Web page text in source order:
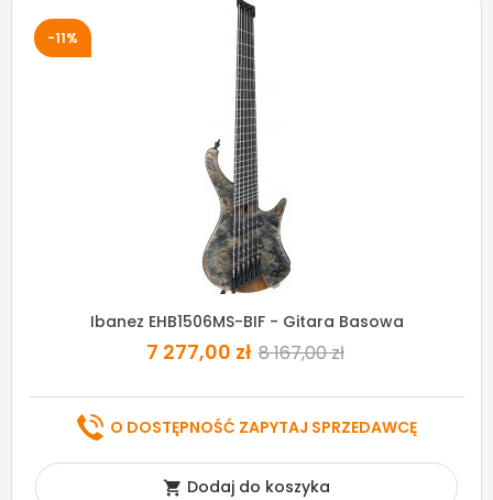
-11%
Ibanez EHB1506MS-BIF - Gitara Basowa
7 277,00 zł 8 167,00 zł
O DOSTĘPNOŚĆ ZAPYTAJ SPRZEDAWCĘ
 Dodaj do koszyka